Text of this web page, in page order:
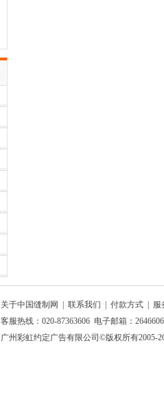
关于中国缝制网 联系我们 付款方式
服
客服热线：020-87363606 电子邮箱：
广州彩虹约定广告有限公司 ©版权所有2005-